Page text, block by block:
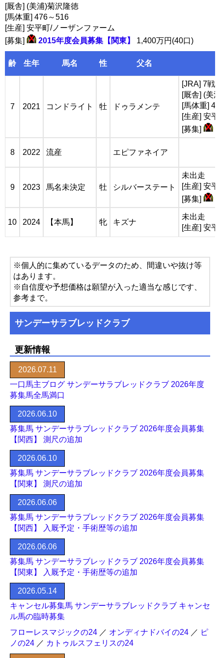
[厩舎] (美浦)菊沢隆徳
[馬体重] 476～516
[生産] 安平町/ノーザンファーム
[募集]
2015年度会員募集【関東】 1,400万円(40口)
齢 生年 馬名 性 父名
7 2021 コンドライト 牡 ドゥラメンテ
[JRA] 7戦
[厩舎] (美
[馬体重]
[生産] 安
[募集]
8 2022 流産 エピファネイア
9 2023 馬名未決定 牡 シルバーステート
未出走
[生産] 安
[募集]
10 2024 【本馬】 牝 キズナ
未出走
[生産] 安
※個人的に集めているデータのため、間違いや抜け等
はあります。
※自信度や予想価格は願望が入った適当な感じです、
参考まで。
サンデーサラブレッドクラブ
更新情報
2026.07.11
一口馬主ブログ サンデーサラブレッドクラブ 2026年度
募集馬全馬満口
2026.06.10
募集馬 サンデーサラブレッドクラブ 2026年度会員募集
【関西】 測尺の追加
2026.06.10
募集馬 サンデーサラブレッドクラブ 2026年度会員募集
【関東】 測尺の追加
2026.06.06
募集馬 サンデーサラブレッドクラブ 2026年度会員募集
【関西】 入厩予定・手術歴等の追加
2026.06.06
募集馬 サンデーサラブレッドクラブ 2026年度会員募集
【関東】 入厩予定・手術歴等の追加
2026.05.14
キャンセル募集馬 サンデーサラブレッドクラブ キャンセ
ル馬の臨時募集
フローレスマジックの24 ／ オンディナドバイの24 ／ ピ
ノの24 ／ カトゥルスフェリスの24